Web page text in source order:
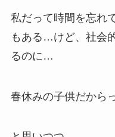
私だって時間を忘れ
もある…けど、社会
るのに…
春休みの子供だから